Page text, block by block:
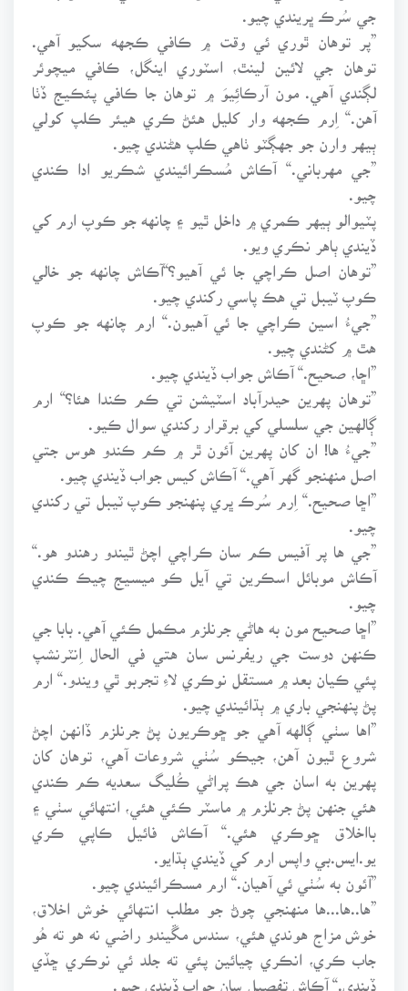
جي سُرڪ ڀريندي چيو.
”پر توهان ٿوري ئي وقت ۾ ڪافي ڪجهه سکيو آهي.
توهان جي لائين لينٿ، اسٽوري اينگل، ڪافي ميچوئر
لڳندي آهي. مون آرڪائِيوَ ۾ توهان جا ڪافي پئڪيج ڏٺا
آهن.“ اِرم ڪجهه وار کليل هئڻ ڪري هيئر ڪلپ کولي
ٻيهر وارن جو جهڳٽو ٺاهي ڪلپ هڻندي چيو.
”جي مهرباني.“ آڪاش مُسڪرائيندي شڪريو ادا ڪندي
پٽيوالو ٻيهر ڪمري ۾ داخل ٿيو ۽ چانهه جو ڪوپ ارم کي
ڏيندي ٻاهر نڪري ويو.
”توهان اصل ڪراچي جا ئي آهيو؟“آڪاش چانهه جو خالي
ڪوپ ٽيبل تي هڪ پاسي رکندي چيو.
”جيءُ اسين ڪراچي جا ئي آهيون.“ ارم چانهه جو ڪوپ
هٿ ۾ کڻندي چيو.
”اڇا، صحيح.“ آڪاش جواب ڏيندي چيو.
”توهان پهرين حيدرآباد اسٽيشن تي ڪم ڪندا هئا؟“ ارم
ڳالهين جي سلسلي کي برقرار رکندي سوال ڪيو.
”جيءُ ها! ان کان پهرين آئون ٿر ۾ ڪم ڪندو هوس جتي
اصل منهنجو گهر آهي.“ آڪاش کيس جواب ڏيندي چيو.
”اڇا صحيح.“ اِرم سُرڪ ڀري پنهنجو ڪوپ ٽيبل تي رکندي
”جي ها پر آفيس ڪم سان ڪراچي اچڻ ٿيندو رهندو هو.“
آڪاش موبائل اسڪرين تي آيل ڪو ميسيج چيڪ ڪندي
”اڇا صحيح مون به هاڻي جرنلزم مڪمل ڪئي آهي. بابا جي
ڪنهن دوست جي ريفرنس سان هتي في الحال اِنٽرنشپ
پئي ڪيان بعد ۾ مستقل نوڪري لاءِ تجربو ٿي ويندو.“ ارم
پڻ پنهنجي باري ۾ ٻڌائيندي چيو.
”اها سٺي ڳالهه آهي جو ڇوڪريون پڻ جرنلزم ڏانهن اچڻ
شروع ٿيون آهن، جيڪو سُٺي شروعات آهي، توهان کان
پهرين به اسان جي هڪ پراڻي ڪُليگ سعديه ڪم ڪندي
هئي جنهن پڻ جرنلزم ۾ ماسٽر ڪئي هئي، انتهائي سٺي ۽
بااخلاق ڇوڪري هئي.“ آڪاش فائيل ڪاپي ڪري
يو.ايس.بي واپس ارم کي ڏيندي ٻڌايو.
”آئون به سُٺي ئي آهيان.“ ارم مسڪرائيندي چيو.
”ها..ها...ها منهنجي چوڻ جو مطلب انتهائي خوش اخلاق،
خوش مزاج هوندي هئي، سندس مڱيندو راضي نه هو ته هُو
جاب ڪري، انڪري چيائين پئي ته جلد ئي نوڪري ڇڏي
ڏيندي.“ آڪاش تفصيل سان جواب ڏيندي چيو.